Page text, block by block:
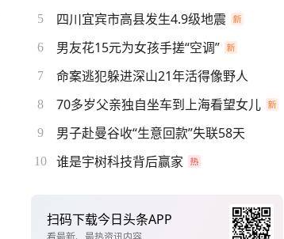
5 四川宜宾市高县发生4.9级地震
6 男友花15元为女孩手搓“空调”
7 命案逃犯躲进深山21年活得像野人
8 70多岁父亲独自坐车到上海看望女儿
9 男子赴曼谷收“生意回款”失联58天
10 谁是宇树科技背后赢家
扫码下载今日头条APP